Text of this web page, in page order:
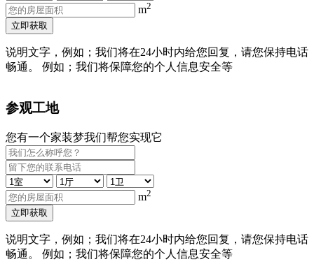
m2
立即获取
说明文字，例如；我们将在24小时内给您回复，请您保持电话
畅通。 例如；我们将保障您的个人信息安全等
参观工地
您有一个家装梦我们帮您实现它
m2
立即获取
说明文字，例如；我们将在24小时内给您回复，请您保持电话
畅通。 例如；我们将保障您的个人信息安全等